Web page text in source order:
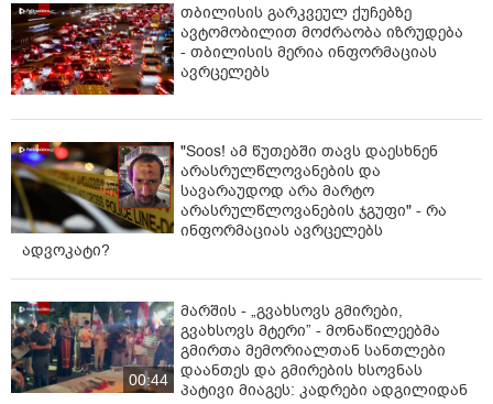
თბილისის გარკვეულ ქუჩებზე
ავტომობილით მოძრაობა იზრუდება
- თბილისის მერია ინფორმაციას
ავრცელებს
"Soos! ამ წუთებში თავს დაესხნენ
არასრულწლოვანების და
სავარაუდოდ არა მარტო
არასრულწლოვანების ჯგუფი" - რა
ინფორმაციას ავრცელებს
ადვოკატი?
00:44
მარშის - „გვახსოვს გმირები,
გვახსოვს მტერი” - მონაწილეებმა
გმირთა მემორიალთან სანთლები
დაანთეს და გმირების ხსოვნას
პატივი მიაგეს: კადრები ადგილიდან